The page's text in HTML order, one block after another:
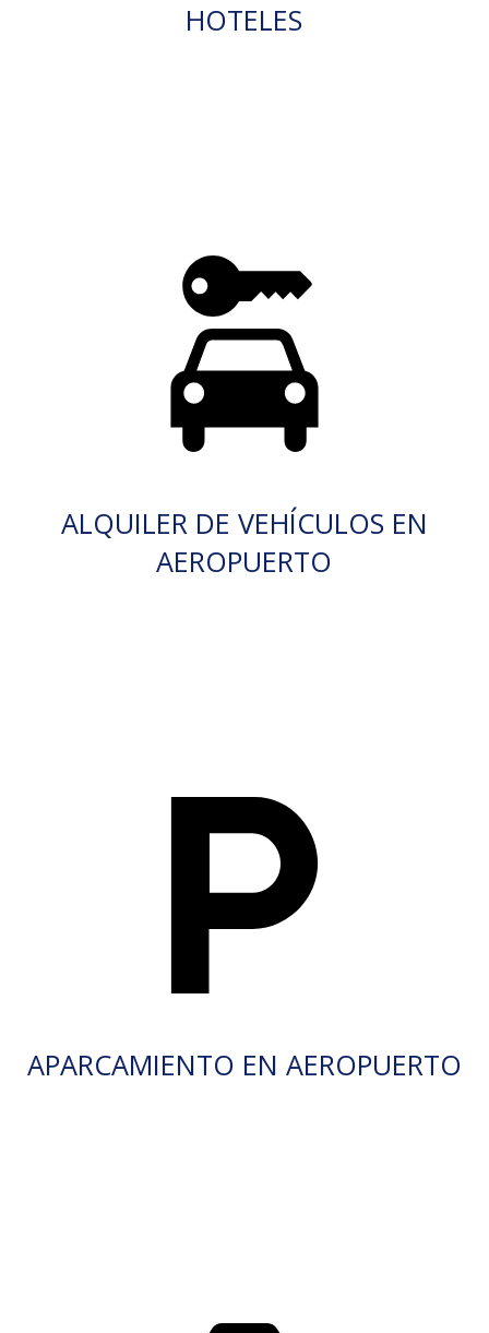
HOTELES
ALQUILER DE VEHÍCULOS EN
AEROPUERTO
APARCAMIENTO EN AEROPUERTO